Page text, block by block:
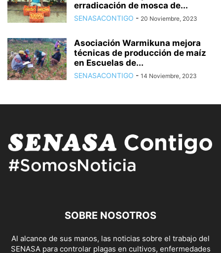
erradicación de mosca de...
SENASACONTIGO - 20 Noviembre, 2023
Asociación Warmikuna mejora
técnicas de producción de maíz
en Escuelas de...
SENASACONTIGO - 14 Noviembre, 2023
SOBRE NOSOTROS
Al alcance de sus manos, las noticias sobre el trabajo del
SENASA para controlar plagas en cultivos, enfermedades